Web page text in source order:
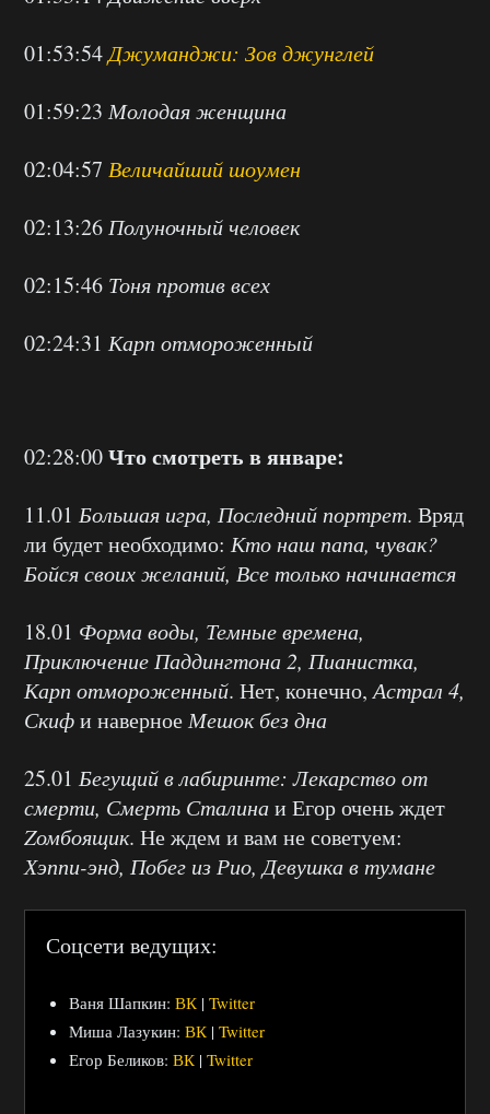
01:53:54Джуманджи: Зов джунглей
01:59:23 Молодая женщина
02:04:57 Величайший шоумен
02:13:26 Полуночный человек
02:15:46 Тоня против всех
02:24:31 Карп отмороженный
02:28:00Что смотреть в январе:
11.01 Большая игра, Последний портрет. Вряд
ли будет необходимо: Кто наш папа, чувак?
Бойся своих желаний, Все только начинается
18.01 Форма воды, Темные времена,
Приключение Паддингтона 2, Пианистка,
Карп отмороженный. Нет, конечно,Астрал 4,
Скифи наверное Мешок без дна
25.01 Бегущий в лабиринте: Лекарство от
смерти, Смерть Сталинаи Егор очень ждет
Zомбоящик. Не ждем и вам не советуем:
Хэппи-энд, Побег из Рио, Девушка в тумане
Соцсети ведущих:
Ваня Шапкин: ВК | Twitter
Миша Лазукин: ВК | Twitter
Егор Беликов: ВК | Twitter